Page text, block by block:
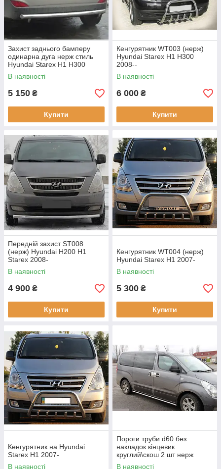
Захист заднього бамперу
одинарна дуга нерж стиль
Hyundai Starex H1 H300
2008-
В наявності
5 150 ₴
Купити
Кенгурятник WT003 (нерж)
Hyundai Starex H1 H300
2008--
В наявності
6 000 ₴
Купити
Передній захист ST008
(нерж) Hyundai H200 H1
Starex 2008-
В наявності
4 900 ₴
Купити
Кенгурятник WT004 (нерж)
Hyundai Starex H1 2007-
В наявності
5 300 ₴
Купити
Кенгурятник на Hyundai
Starex H1 2007-
В наявності
Пороги труби d60 без
накладок кінцевик
круглий\скош 2 шт нерж
Hyundai Starex H1 H300
В наявності